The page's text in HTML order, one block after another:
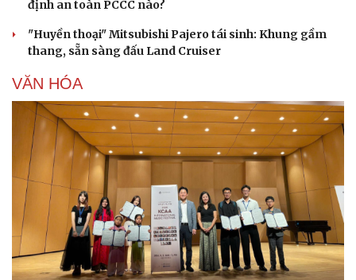
Du lịch
Tư vấn
Săn Tour
check-in
Podcast
Câu chuyện thời sự
Đọc truyện đêm khuya
Cửa sổ tình yêu
Kể chuyện cho bé
Hạt giống tâm hồn
định an toàn PCCC nào?
"Huyền thoại" Mitsubishi Pajero tái sinh: Khung gầm
thang, sẵn sàng đấu Land Cruiser
VĂN HÓA